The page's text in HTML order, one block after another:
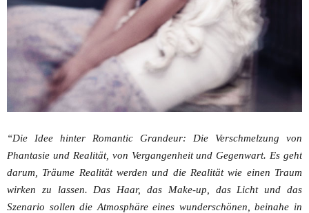
“Die Idee hinter Romantic Grandeur: Die Verschmelzung von
Phantasie und Realität, von Vergangenheit und Gegenwart. Es geht
darum, Träume Realität werden und die Realität wie einen Traum
wirken zu lassen. Das Haar, das Make-up, das Licht und das
Szenario sollen die Atmosphäre eines wunderschönen, beinahe in